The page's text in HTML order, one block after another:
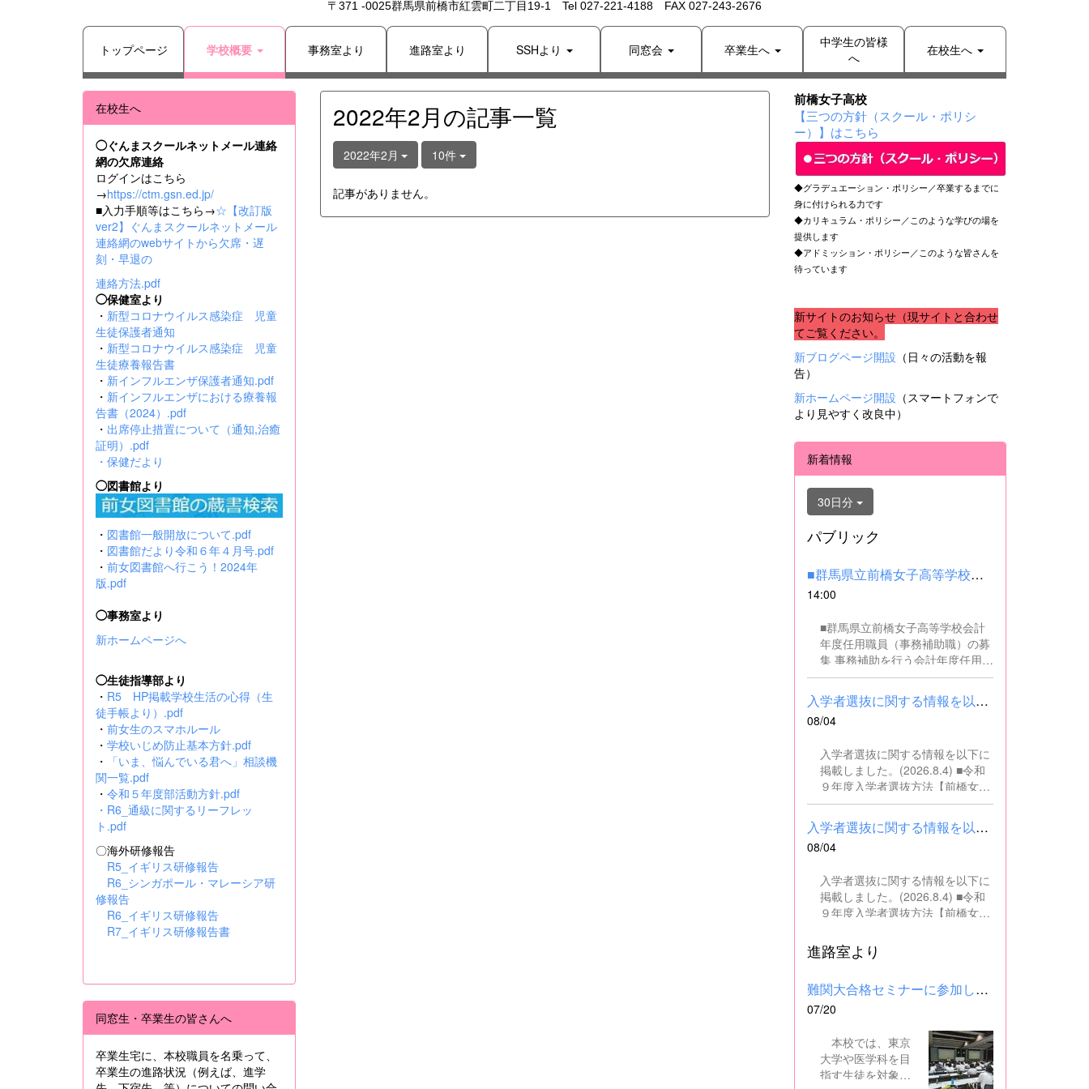
〒371 -0025群馬県前橋市紅雲町二丁目19-1 Tel 027-221-4188 FAX 027-243-2676
トップページ 学校概要 事務室より 進路室より SSHより 同窓会 卒業生へ
中学生の皆様
へ
在校生へ
2022年2月の記事一覧
2022年2月 10件
記事がありません。
在校生へ
◯ぐんまスクールネットメール連絡
網の欠席連絡
ログインはこちら
→https://ctm.gsn.ed.jp/
■入力手順等はこちら→☆【改訂版
ver2】ぐんまスクールネットメール
連絡網のwebサイトから欠席・遅
刻・早退の
連絡方法.pdf
◯保健室より
・ 新型コロナウイルス感染症 児童
生徒保護者通知
・ 新型コロナウイルス感染症 児童
生徒療養報告書
・ 新インフルエンザ保護者通知.pdf
・ 新インフルエンザにおける療養報
告書（2024）.pdf
・ 出席停止措置について（通知,治癒
証明）.pdf
・ 保健だより
◯図書館より
・ 図書館一般開放について.pdf
・ 図書館だより令和６年４月号.pdf
・ 前女図書館へ行こう！2024年
版.pdf
◯事務室より
新ホームページへ
◯生徒指導部より
・ R5 HP掲載学校生活の心得（生
徒手帳より）.pdf
・ 前女生のスマホルール
・ 学校いじめ防止基本方針.pdf
・
「いま、悩んでいる君へ」相談機
関一覧.pdf
・ 令和５年度部活動方針.pdf
・ R6_通級に関するリーフレッ
ト.pdf
〇海外研修報告
R5_イギリス研修報告
R6_シンガポール・マレーシア研
修報告
R6_イギリス研修報告
R7_イギリス研修報告書
同窓生・卒業生の皆さんへ
卒業生宅に、本校職員を名乗って、
卒業生の進路状況（例えば、進学
前橋女子高校
【三つの方針（スクール・ポリシ
ー）】はこちら
◆グラデュエーション・ポリシー／卒業するまでに
身に付けられる力です
◆カリキュラム・ポリシー／このような学びの場を
提供します
◆アドミッション・ポリシー／このような皆さんを
待っています
新サイトのお知らせ（現サイトと合わせ
てご覧ください。
新ブログページ開設 （日々の活動を報
告）
新ホームページ開設 （スマートフォンで
より見やすく改良中）
新着情報
30日分
パブリック
■群馬県立前橋女子高等学校会計年度任用職員（事務補助職）の募集...
14:00
■群馬県立前橋女子高等学校会計
年度任用職員（事務補助職）の募
集 事務補助を行う会計年度任用職
員を募集します。 ■職務内容 事務
補助職に従事していただきます。
SSH（スーパーサイエンスハイス
クール）事業にかかるパソコンで
整理事務、電話対応、書類の整
理、その他事務補助業務全般 ■募
集人数 １名 ■募集対象 以下の条
件を満たしている方 基本的なパソ
コン操作（Word、Excelなど）が
できる方 なお、以下に該当する方
は、応募できませんので御了承く
条に該当する者（以下のいずれか
に該当する人） ・禁錮以上の刑に
処せられ、その執行を終わるまで
までの者 ・群馬県職員として懲戒
から2年を経過しない者 ・人事委
員会又は公平委員会の委員の職に
あって、地方公務員法第60条から
第63条までに規定する罪を犯し、
刑に処せられた者 ・日本国憲法又
はその下に成立した政府を暴力で
破壊することを主張する政党その
入学者選抜に関する情報を以下に掲載しました。(2026.8.4) ■令和...
08/04
入学者選抜に関する情報を以下に
掲載しました。(2026.8.4) ■令和
９年度入学者選抜方法【前橋女子
高校】pdf はこちら ■群馬県教育
委員会webサイト 高校入試に関
するページはこちら
入学者選抜に関する情報を以下に掲載しました。(2026.8.4) ■令和...
08/04
入学者選抜に関する情報を以下に
掲載しました。(2026.8.4) ■令和
９年度入学者選抜方法【前橋女子
委員会webサイト 高校入試に関
するページはこちら
進路室より
難関大合格セミナーに参加しました
07/20
本校では、東京
大学や医学科を目
指す生徒を対象